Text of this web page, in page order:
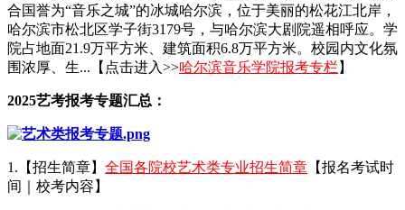
合国誉为“音乐之城”的冰城哈尔滨，位于美丽的松花江北岸，
哈尔滨市松北区学子街3179号，与哈尔滨大剧院遥相呼应。学
院占地面21.9万平方米、建筑面积6.8万平方米。校园内文化氛
围浓厚、生...【点击进入>>哈尔滨音乐学院报考专栏】
2025艺考报考专题汇总：
1.【招生简章】 全国各院校艺术类专业招生简章 【报名考试时
间｜校考内容】